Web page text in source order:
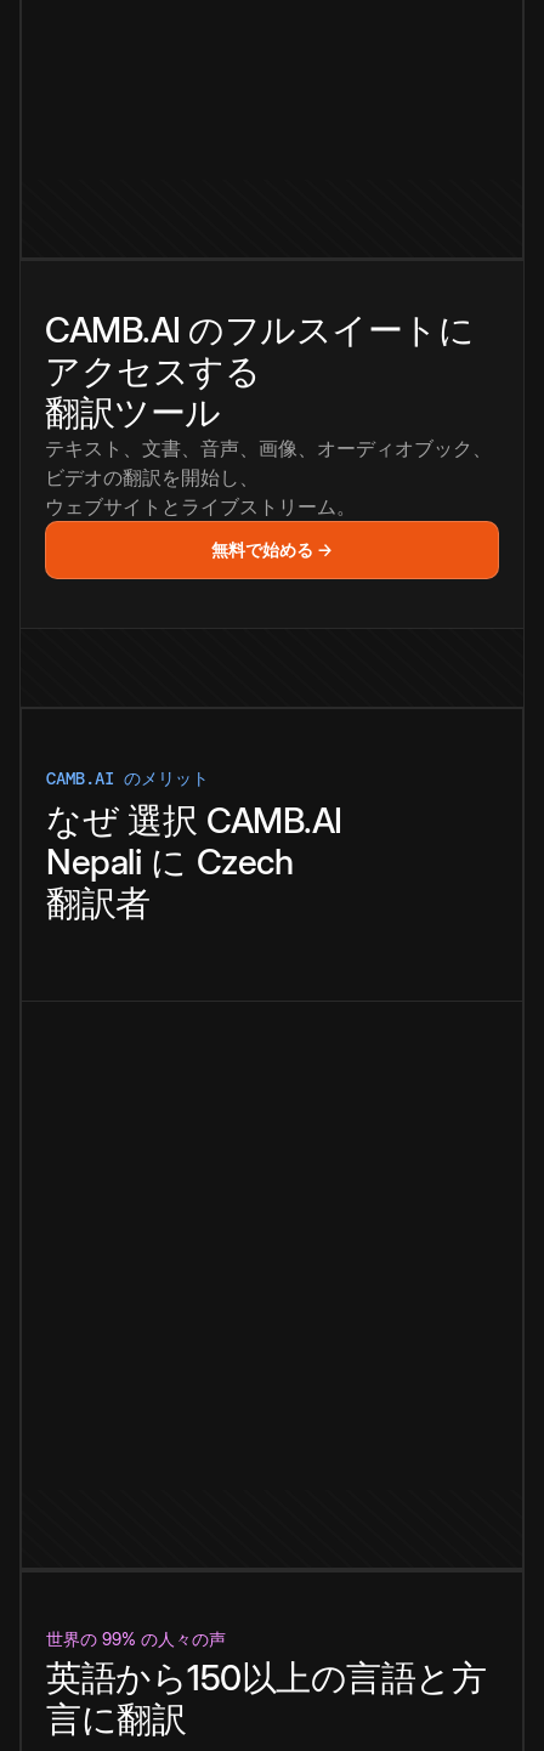
CAMB.AI のフルスイートに
アクセスする
翻訳ツール
テキスト、文書、音声、画像、オーディオブック、
ビデオの翻訳を開始し、
ウェブサイトとライブストリーム。
無料で始める →
CAMB.AI のメリット
なぜ 選択 CAMB.AI
Nepali に Czech
翻訳者
世界の 99% の人々の声
英語から150以上の言語と方
言に翻訳